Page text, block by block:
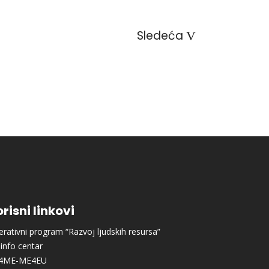
Sledeća
linkovi
program “Razvoj ljudskih resursa”
info centar
ME4EU